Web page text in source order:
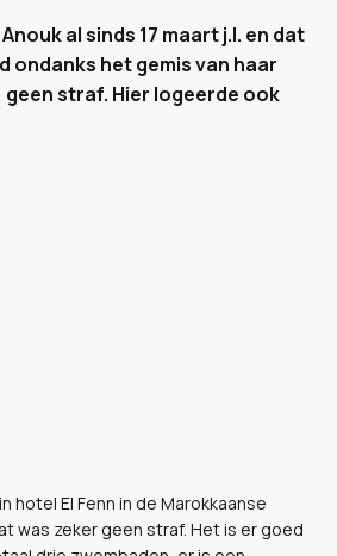
al sinds 17 maart j.l. en dat
ondanks het gemis van haar
straf. Hier logeerde ook
hotel El Fenn in de Marokkaanse
was zeker geen straf. Het is er goed